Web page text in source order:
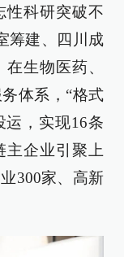
性科研突破不
筹建、四川成
生物医药、
体系，“格式
运，实现16条
主企业引聚上
300家、高新